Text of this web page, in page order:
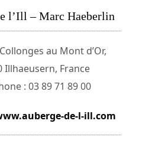
l’Ill – Marc Haeberlin
au Mont d’Or,
Illhaeusern, France
: 03 89 71 89 00
de-l-ill.com